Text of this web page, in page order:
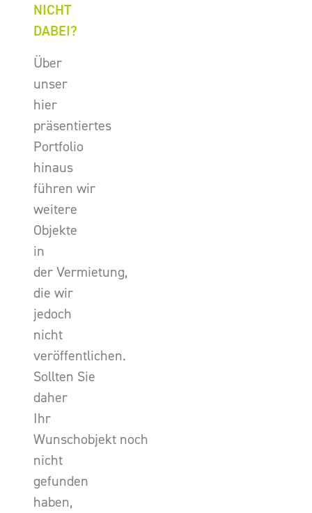
NICHT
DABEI?
Über
unser
hier
präsentiertes
Portfolio
hinaus
führen wir
weitere
Objekte
in
der Vermietung,
die wir
jedoch
nicht
veröffentlichen.
Sollten Sie
daher
Ihr
Wunschobjekt noch
nicht
gefunden
haben,